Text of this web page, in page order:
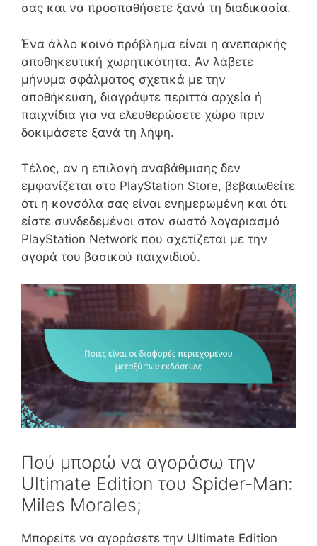
σας και να προσπαθήσετε ξανά τη διαδικασία.
Ένα άλλο κοινό πρόβλημα είναι η ανεπαρκής
αποθηκευτική χωρητικότητα. Αν λάβετε
μήνυμα σφάλματος σχετικά με την
αποθήκευση, διαγράψτε περιττά αρχεία ή
παιχνίδια για να ελευθερώσετε χώρο πριν
δοκιμάσετε ξανά τη λήψη.
Τέλος, αν η επιλογή αναβάθμισης δεν
εμφανίζεται στο PlayStation Store, βεβαιωθείτε
ότι η κονσόλα σας είναι ενημερωμένη και ότι
είστε συνδεδεμένοι στον σωστό λογαριασμό
PlayStation Network που σχετίζεται με την
αγορά του βασικού παιχνιδιού.
Πού μπορώ να αγοράσω την
Ultimate Edition του Spider-Man:
Miles Morales;
Μπορείτε να αγοράσετε την Ultimate Edition